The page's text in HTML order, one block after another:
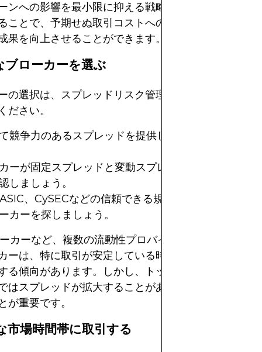
ンへの影響を最小限に抑える戦略を採用しています
ことで、予期せぬ取引コストへのエクスポージャー
果を向上させることができます。
ブローカーを選ぶ
の選択は、スプレッドリスク管理の第一歩です。以
ださい。
競争力のあるスプレッドを提供しているブローカー
ーが固定スプレッドと変動スプレッドのどちらを提
しましょう。
、CySECなどの信頼できる規制当局によって規制
カーを探しましょう。
カーなど、複数の流動性プロバイダーからの相場情
ーは、特に取引が安定している時間帯には、より狭
る傾向があります。しかし、トップブローカーであ
はスプレッドが拡大することがあるため、現実的な
が重要です。
市場時間帯に取引する